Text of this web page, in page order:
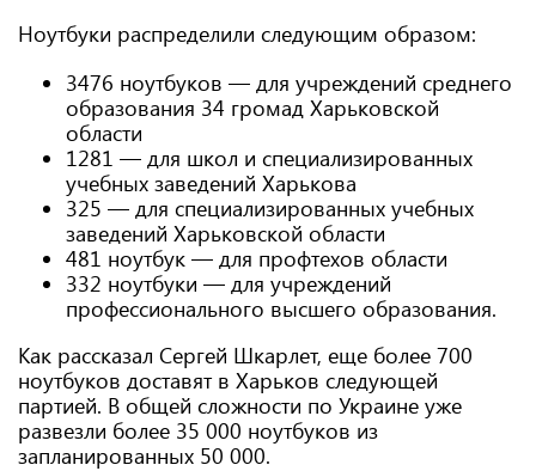
Ноутбуки распределили следующим образом:
3476 ноутбуков — для учреждений среднего
образования 34 громад Харьковской
области
1281 — для школ и специализированных
учебных заведений Харькова
325 — для специализированных учебных
заведений Харьковской области
481 ноутбук — для профтехов области
332 ноутбуки — для учреждений
профессионального высшего образования.
Как рассказал Сергей Шкарлет, еще более 700
ноутбуков доставят в Харьков следующей
партией. В общей сложности по Украине уже
развезли более 35 000 ноутбуков из
запланированных 50 000.